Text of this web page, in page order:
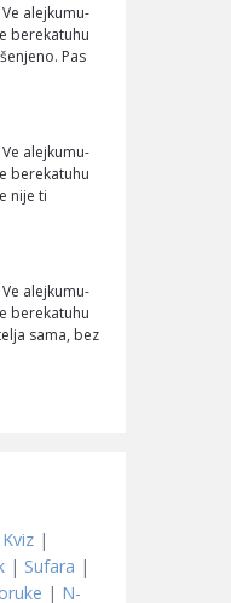
Ve alejkumu-
berekatuhu
Pas
Ve alejkumu-
berekatuhu
nije ti
Ve alejkumu-
berekatuhu
sama, bez
|
| Sufara |
| N-